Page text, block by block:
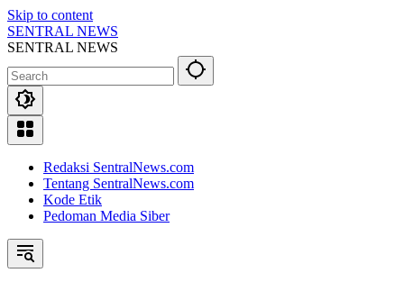
Skip to content
SENTRAL NEWS
SENTRAL NEWS
Redaksi SentralNews.com
Tentang SentralNews.com
Kode Etik
Pedoman Media Siber